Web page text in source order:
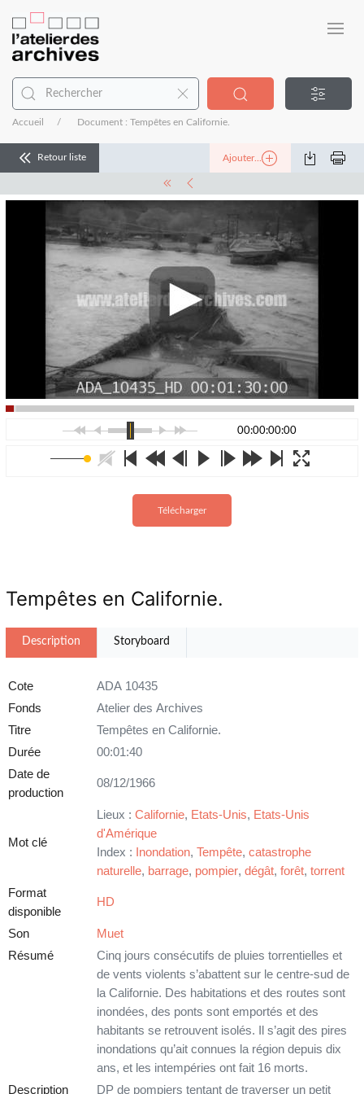
Accueil Document : Tempêtes en Californie.
Retour liste Ajouter...
00:00:00:00
Télécharger
Tempêtes en Californie.
Description Storyboard
Cote
ADA 10435
Fonds
Atelier des Archives
Titre
Tempêtes en Californie.
Durée
00:01:40
Date de
production
08/12/1966
Mot clé
Lieux : Californie, Etats-Unis, Etats-Unis
d'Amérique
Index : Inondation, Tempête, catastrophe
naturelle, barrage, pompier, dégât, forêt, torrent
Format
disponible
HD
Son
Muet
Résumé
Cinq jours consécutifs de pluies torrentielles et
de vents violents s’abattent sur le centre-sud de
la Californie. Des habitations et des routes sont
inondées, des ponts sont emportés et des
habitants se retrouvent isolés. Il s’agit des pires
inondations qu’ait connues la région depuis dix
ans, et les intempéries ont fait 16 morts.
Description
DP de pompiers tentant de traverser un petit